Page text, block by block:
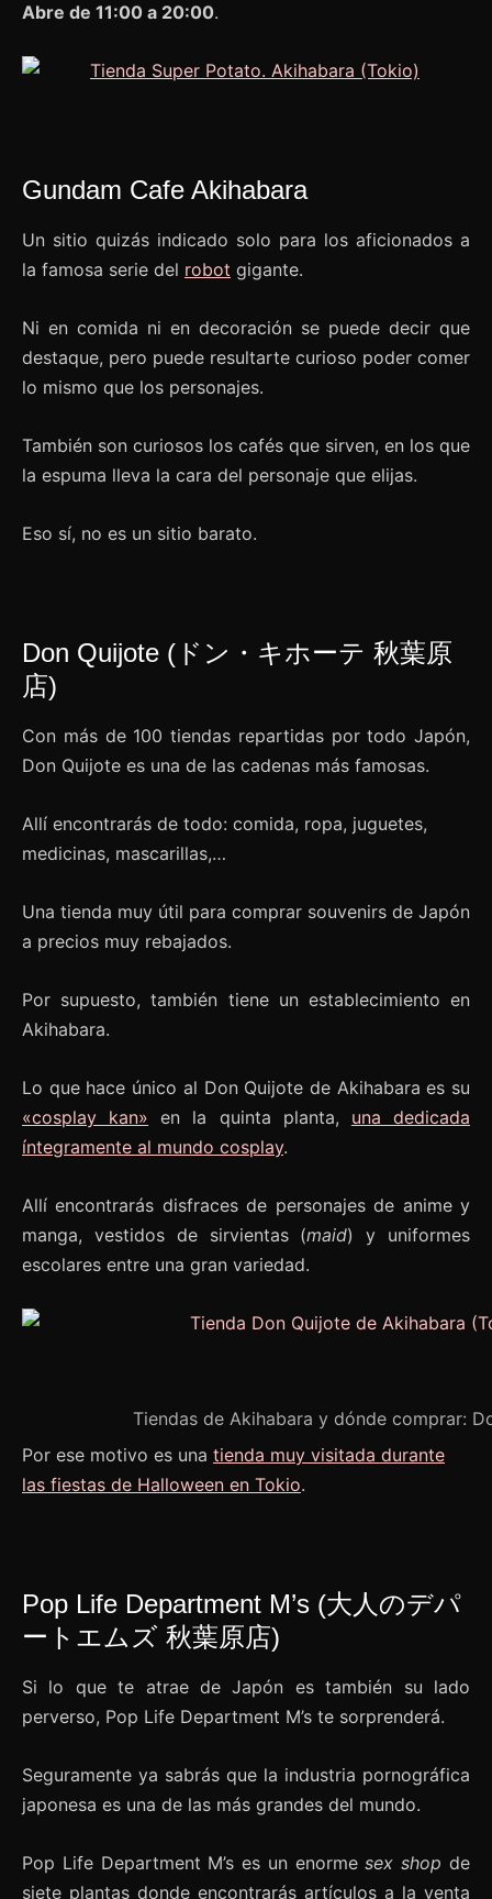
Abre de 11:00 a 20:00.
Gundam Cafe Akihabara
Un sitio quizás indicado solo para los aficionados a
la famosa serie del robot gigante.
Ni en comida ni en decoración se puede decir que
destaque, pero puede resultarte curioso poder comer
lo mismo que los personajes.
También son curiosos los cafés que sirven, en los que
la espuma lleva la cara del personaje que elijas.
Eso sí, no es un sitio barato.
Don Quijote (ドン・キホーテ 秋葉原
店)
Con más de 100 tiendas repartidas por todo Japón,
Don Quijote es una de las cadenas más famosas.
Allí encontrarás de todo: comida, ropa, juguetes,
medicinas, mascarillas,…
Una tienda muy útil para comprar souvenirs de Japón
a precios muy rebajados.
Por supuesto, también tiene un establecimiento en
Akihabara.
Lo que hace único al Don Quijote de Akihabara es su
«cosplay kan» en la quinta planta, una dedicada
íntegramente al mundo cosplay.
Allí encontrarás disfraces de personajes de anime y
manga, vestidos de sirvientas (maid) y uniformes
escolares entre una gran variedad.
Tiendas de Akihabara y dónde comprar:
Por ese motivo es una tienda muy visitada durante
las fiestas de Halloween en Tokio.
Pop Life Department M’s (大人のデパ
ートエムズ 秋葉原店)
Si lo que te atrae de Japón es también su lado
perverso, Pop Life Department M’s te sorprenderá.
Seguramente ya sabrás que la industria pornográfica
japonesa es una de las más grandes del mundo.
Pop Life Department M’s es un enormesex shop de
siete plantas donde encontrarás artículos a la venta